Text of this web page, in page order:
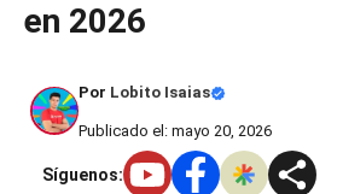
en 2026
Por Lobito Isaias
Publicado el: mayo 20, 2026
Síguenos: